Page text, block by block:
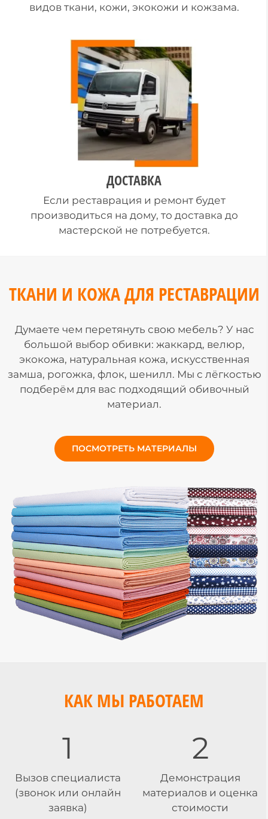
видов ткани, кожи, экокожи и кожзама.
ДОСТАВКА
Если реставрация и ремонт будет
производиться на дому, то доставка до
мастерской не потребуется.
ТКАНИ И КОЖА ДЛЯ РЕСТАВРАЦИИ
Думаете чем перетянуть свою мебель? У нас
большой выбор обивки: жаккард, велюр,
экокожа, натуральная кожа, искусственная
замша, рогожка, флок, шенилл. Мы с лёгкостью
подберём для вас подходящий обивочный
материал.
ПОСМОТРЕТЬ МАТЕРИАЛЫ
КАК МЫ РАБОТАЕМ
1
Вызов специалиста
(звонок или онлайн
заявка)
2
Демонстрация
материалов и оценка
стоимости